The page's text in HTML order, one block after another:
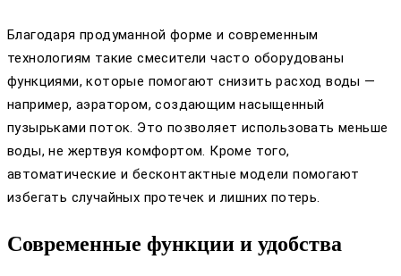
Благодаря продуманной форме и современным
технологиям такие смесители часто оборудованы
функциями, которые помогают снизить расход воды —
например, аэратором, создающим насыщенный
пузырьками поток. Это позволяет использовать меньше
воды, не жертвуя комфортом. Кроме того,
автоматические и бесконтактные модели помогают
избегать случайных протечек и лишних потерь.
Современные функции и удобства